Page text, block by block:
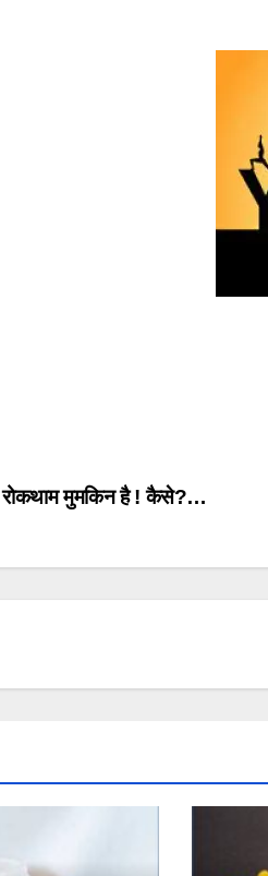
रोकथाम मुमकिन है ! कैसे?…